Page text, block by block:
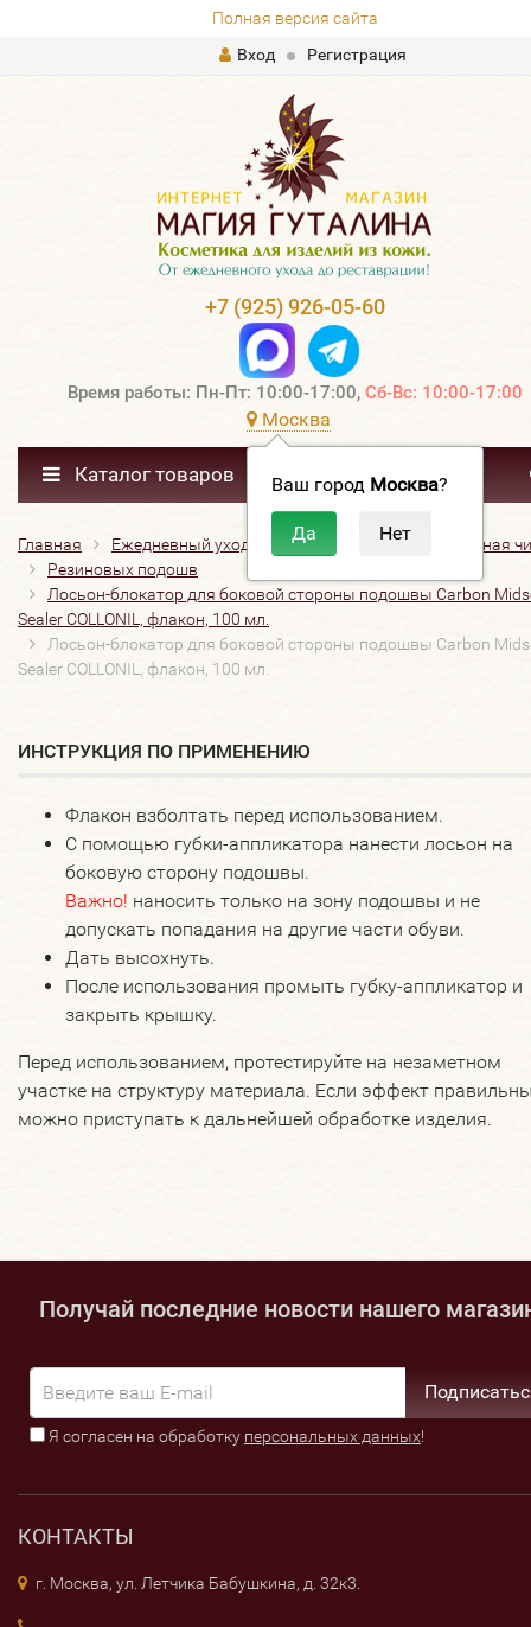
Полная версия сайта
Вход
Регистрация
+7 (925) 926-05-60
Время работы: Пн-Пт: 10:00-17:00, Сб-Вс: 10:00-17:00
Москва
Ваш город Москва?
Каталог товаров
Главная Ежедневный уход Очистители
Повседневная
Резиновых подошв
Лосьон-блокатор для боковой стороны подошвы Carbon
Sealer COLLONIL, флакон, 100 мл.
Лосьон-блокатор для боковой стороны подошвы Carbon
Sealer COLLONIL, флакон, 100 мл.
ИНСТРУКЦИЯ ПО ПРИМЕНЕНИЮ
Флакон взболтать перед использованием.
С помощью губки-аппликатора нанести лосьон на
боковую сторону подошвы.
Важно! наносить только на зону подошвы и не
допускать попадания на другие части обуви.
Дать высохнуть.
После использования промыть губку-аппликатор и
закрыть крышку.
Перед использованием, протестируйте на незаметном
участке на структуру материала. Если эффект
можно приступать к дальнейшей обработке изделия.
Получай последние новости нашего
Я согласен на обработку персональных данных!
КОНТАКТЫ
г. Москва, ул. Летчика Бабушкина, д. 32к3.